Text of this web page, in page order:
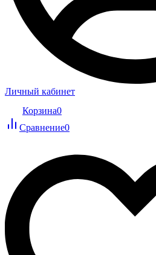
Личный кабинет
Корзина0
Сравнение0